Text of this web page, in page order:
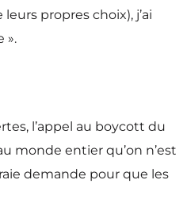
propres choix), j’ai
».
l’appel au boycott du
monde entier qu’on n’est
demande pour que les